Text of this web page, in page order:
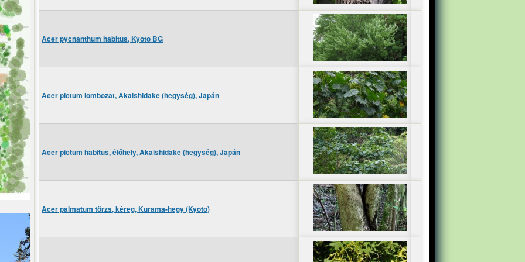
Acer pycnanthum habitus, Kyoto BG
Acer pictum lombozat, Akaishidake (hegység), Japán
Acer pictum habitus, élőhely, Akaishidake (hegység), Japán
Acer palmatum törzs, kéreg, Kurama-hegy (Kyoto)